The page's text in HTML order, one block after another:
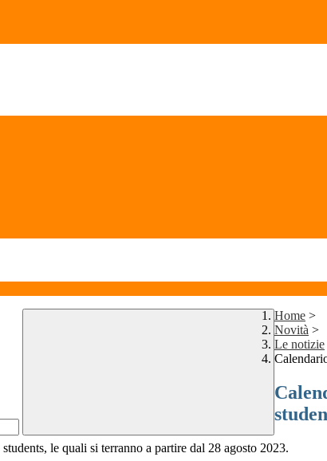
Home >
Novità >
Le notizie
le quali si terranno a partire dal 28 agosto 2023.